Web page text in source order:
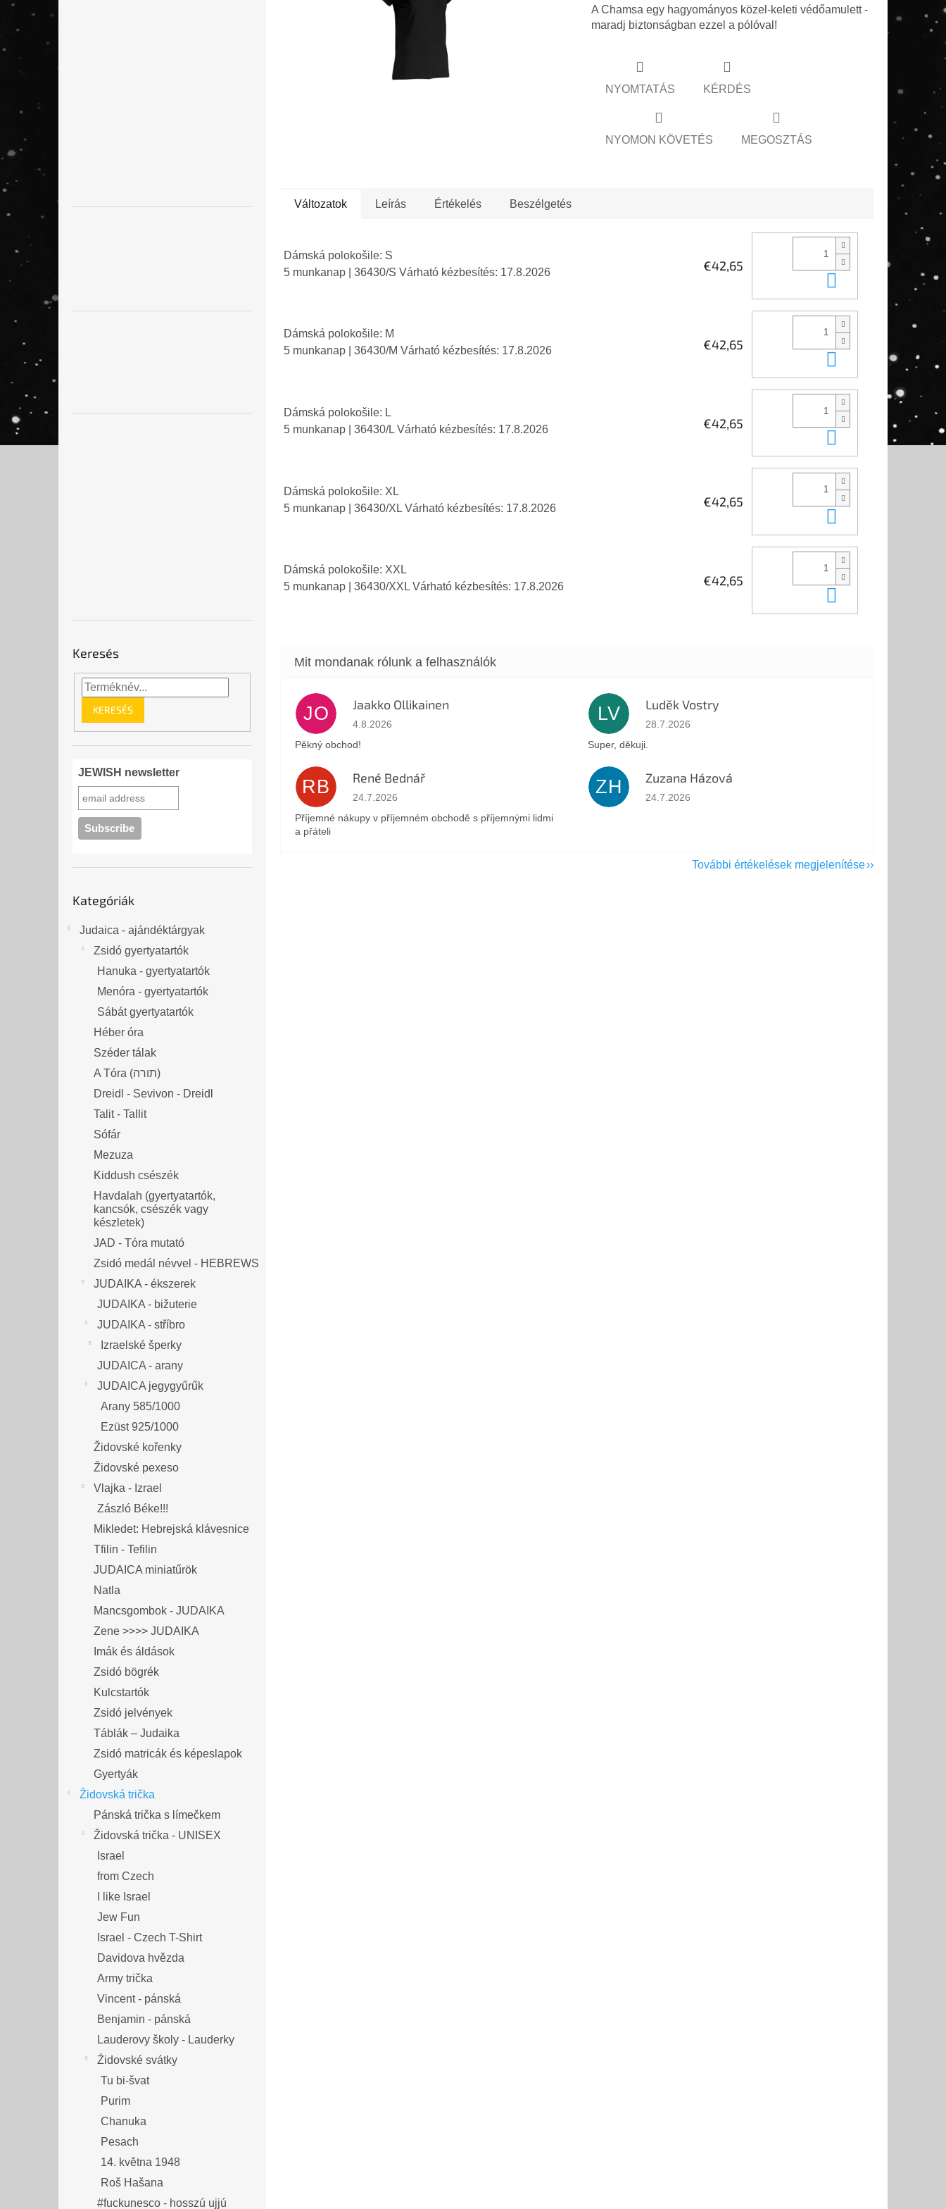
Keresés
KERESÉS
JEWISH newsletter
átugrása
Kategóriák
Judaica - ajándéktárgyak
Zsidó gyertyatartók
Hanuka - gyertyatartók
Menóra - gyertyatartók
Sábát gyertyatartók
Héber óra
Széder tálak
A Tóra (תורה)
Dreidl - Sevivon - Dreidl
Talit - Tallit
Sófár
Mezuza
Kiddush csészék
Havdalah (gyertyatartók,
kancsók, csészék vagy
készletek)
JAD - Tóra mutató
Zsidó medál névvel - HEBREWS
JUDAIKA - ékszerek
JUDAIKA - bižuterie
JUDAIKA - stříbro
Izraelské šperky
JUDAICA - arany
JUDAICA jegygyűrűk
Arany 585/1000
Ezüst 925/1000
Židovské kořenky
Židovské pexeso
Vlajka - Izrael
Zászló Béke!!!
Mikledet: Hebrejská klávesnice
Tfilin - Tefilin
JUDAICA miniatűrök
Natla
Mancsgombok - JUDAIKA
Zene >>>> JUDAIKA
Imák és áldások
Zsidó bögrék
Kulcstartók
Zsidó jelvények
Táblák – Judaika
Zsidó matricák és képeslapok
Gyertyák
Židovská trička
Pánská trička s límečkem
Židovská trička - UNISEX
Israel
from Czech
I like Israel
Jew Fun
Israel - Czech T-Shirt
Davidova hvězda
Army trička
Vincent - pánská
Benjamin - pánská
Lauderovy školy - Lauderky
Źidovské svátky
Tu bi-švat
Purim
Chanuka
Pesach
14. května 1948
Roš Hašana
#fuckunesco - hosszú ujjú
A Chamsa egy hagyományos közel-keleti védőamulett -
maradj biztonságban ezzel a pólóval!
NYOMTATÁS KÉRDÉS
NYOMON KÖVETÉS MEGOSZTÁS
Változatok Leírás Értékelés Beszélgetés
Dámská polokošile: S
5 munkanap
| 36430/S Várható kézbesítés: 17.8.2026 €42,65
Dámská polokošile: M
5 munkanap
| 36430/M Várható kézbesítés: 17.8.2026 €42,65
Kosárba
Dámská polokošile: L
5 munkanap
| 36430/L Várható kézbesítés: 17.8.2026 €42,65
Kosárba
Dámská polokošile: XL
5 munkanap
| 36430/XL Várható kézbesítés: 17.8.2026 €42,65
Dámská polokošile: XXL
5 munkanap
| 36430/XXL Várható kézbesítés: 17.8.2026 €42,65
JO Jaakko Ollikainen
Az áruház értékelése 5-ből 5 csillag.
4.8.2026
Pěkný obchod!
LV Luděk Vostry
Az áruház értékelése 5-ből 5 csillag.
28.7.2026
Super, děkuji.
RB René Bednář
Az áruház értékelése 5-ből 5 csillag.
24.7.2026
Příjemné nákupy v příjemném obchodě s příjemnými lidmi
a přáteli
ZH Zuzana Házová
Az áruház értékelése 5-ből 5 csillag.
24.7.2026
További értékelések megjelenítése